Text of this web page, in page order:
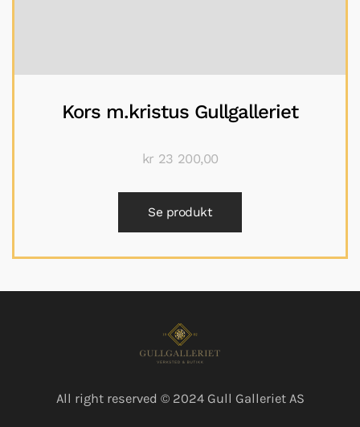
Kors m.kristus Gullgalleriet
kr 23 200,00
Se produkt
All right reserved © 2024 Gull Galleriet AS